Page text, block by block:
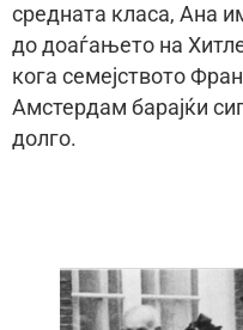
средната класа, Ана
до доаѓањето на
кога семејството
Амстердам барајќи
долго.